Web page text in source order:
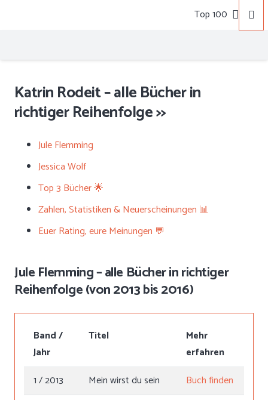
Top 100
Katrin Rodeit – alle Bücher in
richtiger Reihenfolge >>
Jule Flemming
Jessica Wolf
Top 3 Bücher 🌟
Zahlen, Statistiken & Neuerscheinungen 📊
Euer Rating, eure Meinungen 💬
Jule Flemming – alle Bücher in richtiger
Reihenfolge (von 2013 bis 2016)
Band /
Jahr
Titel
Mehr
erfahren
1 / 2013
Mein wirst du sein
Buch finden